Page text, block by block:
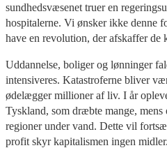
sundhedsvæsenet truer en
hospitalerne. Vi ønsker ikke denne
have en revolution, der afskaffer de
Uddannelse, boliger og lønninger
intensiveres. Katastroferne bliver
ødelægger millioner af liv. I år
Tyskland, som dræbte mange, mens
regioner under vand. Dette vil
profit skyr kapitalismen ingen